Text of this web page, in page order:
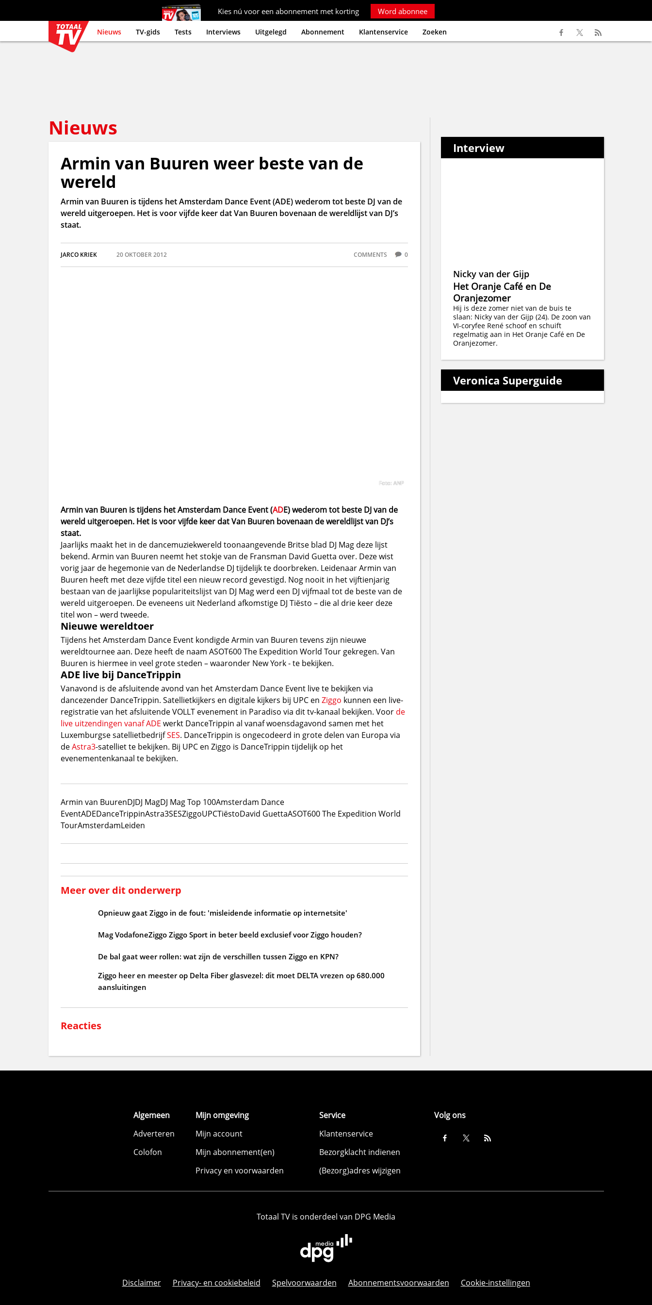
Kies nú voor een abonnement met korting Word abonnee
Nieuws TV-gids Tests Interviews Uitgelegd Abonnement Klantenservice Zoeken
Nieuws
Armin van Buuren weer beste van de
wereld
Armin van Buuren is tijdens het Amsterdam Dance Event (ADE) wederom tot beste DJ van de
wereld uitgeroepen. Het is voor vijfde keer dat Van Buuren bovenaan de wereldlijst van DJ’s
staat.
JARCO KRIEK 20 OKTOBER 2012 COMMENTS 0
Foto: ANP
Armin van Buuren is tijdens het Amsterdam Dance Event (ADE) wederom tot beste DJ van de
wereld uitgeroepen. Het is voor vijfde keer dat Van Buuren bovenaan de wereldlijst van DJ’s
staat.
Jaarlijks maakt het in de dancemuziekwereld toonaangevende Britse blad DJ Mag deze lijst
bekend. Armin van Buuren neemt het stokje van de Fransman David Guetta over. Deze wist
vorig jaar de hegemonie van de Nederlandse DJ tijdelijk te doorbreken. Leidenaar Armin van
Buuren heeft met deze vijfde titel een nieuw record gevestigd. Nog nooit in het vijftienjarig
bestaan van de jaarlijkse populariteitslijst van DJ Mag werd een DJ vijfmaal tot de beste van de
wereld uitgeroepen. De eveneens uit Nederland afkomstige DJ Tiësto – die al drie keer deze
titel won – werd tweede.
Nieuwe wereldtoer
Tijdens het Amsterdam Dance Event kondigde Armin van Buuren tevens zijn nieuwe
wereldtournee aan. Deze heeft de naam ASOT600 The Expedition World Tour gekregen. Van
Buuren is hiermee in veel grote steden – waaronder New York - te bekijken.
ADE live bij DanceTrippin
Vanavond is de afsluitende avond van het Amsterdam Dance Event live te bekijken via
dancezender DanceTrippin. Satellietkijkers en digitale kijkers bij UPC en Ziggo kunnen een live-
registratie van het afsluitende VOLLT evenement in Paradiso via dit tv-kanaal bekijken. Voor de
live uitzendingen vanaf ADE werkt DanceTrippin al vanaf woensdagavond samen met het
Luxemburgse satellietbedrijfSES. DanceTrippin is ongecodeerd in grote delen van Europa via
deAstra3-satelliet te bekijken. Bij UPC en Ziggo is DanceTrippin tijdelijk op het
evenementenkanaal te bekijken.
Armin van BuurenDJDJ MagDJ Mag Top 100Amsterdam Dance
EventADEDanceTrippinAstra3SESZiggoUPCTiëstoDavid GuettaASOT600 The Expedition World
TourAmsterdamLeiden
Meer over dit onderwerp
Opnieuw gaat Ziggo in de fout: 'misleidende informatie op internetsite'
Mag VodafoneZiggo Ziggo Sport in beter beeld exclusief voor Ziggo houden?
De bal gaat weer rollen: wat zijn de verschillen tussen Ziggo en KPN?
Ziggo heer en meester op Delta Fiber glasvezel: dit moet DELTA vrezen op 680.000
aansluitingen
Reacties
Interview
Nicky van der Gijp
Het Oranje Café en De
Oranjezomer
Hij is deze zomer niet van de buis te
slaan: Nicky van der Gijp (24). De zoon van
VI-coryfee René schoof en schuift
regelmatig aan in Het Oranje Café en De
Oranjezomer.
Veronica Superguide
Algemeen
Adverteren
Colofon
Mijn omgeving
Mijn account
Mijn abonnement(en)
Privacy en voorwaarden
Service
Klantenservice
Bezorgklacht indienen
(Bezorg)adres wijzigen
Volg ons
Totaal TV is onderdeel van DPG Media
Disclaimer Privacy- en cookiebeleid Spelvoorwaarden Abonnementsvoorwaarden Cookie-instellingen